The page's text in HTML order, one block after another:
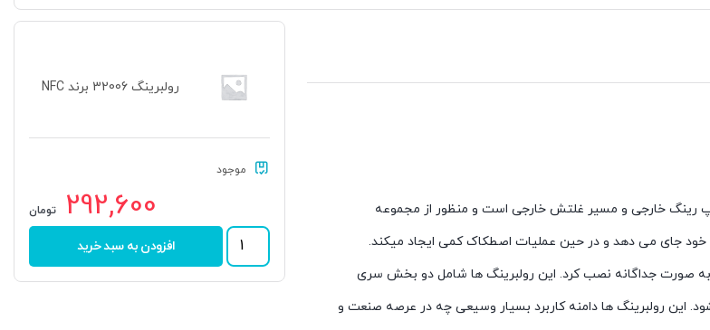
رولبرینگ 32006 برند NFC
موجود
292,600 تومان
رولبرینگ
32006
برند
افزودن به سبد خرید
رینگ خارجی و مسیر غلتش خارجی است و منظور از مجموعه
خود جای می دهد و در حین عملیات اصطکاک کمی ایجاد میکند.
به صورت جداگانه نصب کرد. این رولبرینگ ها شامل دو بخش سری
رولبرینگ ها دامنه کاربرد بسیار وسیعی چه در عرصه صنعت و